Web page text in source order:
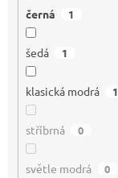
černá 1
šedá 1
klasická modrá 1
stříbrná 0
světle modrá 0